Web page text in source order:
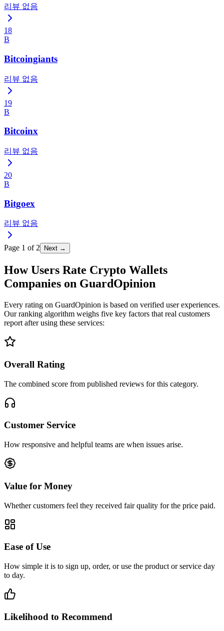
리뷰 없음
18
B
Bitcoingiants
리뷰 없음
19
B
Bitcoinx
리뷰 없음
20
B
Bitgoex
리뷰 없음
Page 1 of2 Next →
How Users Rate Crypto Wallets
Companies on GuardOpinion
Every rating on GuardOpinion is based on verified user experiences.
Our ranking algorithm weighs five key factors that real customers
report after using these services:
Overall Rating
The combined score from published reviews for this category.
Customer Service
How responsive and helpful teams are when issues arise.
Value for Money
Whether customers feel they received fair quality for the price paid.
Ease of Use
How simple it is to sign up, order, or use the product or service day
to day.
Likelihood to Recommend